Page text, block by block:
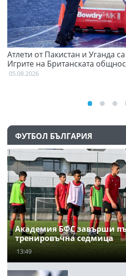
Атлети от Пакистан и Уганда
Игрите на Британската
05.08.2026
ФУТБОЛ БЪЛГАРИЯ
Академия БФС завърши
тренировъчна седмица
13:49